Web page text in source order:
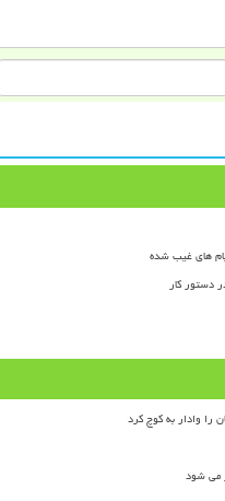
های غیب شده
دستور کار
را وادار به کوچ کرد
می شود